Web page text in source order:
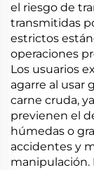
el riesgo de
transmitidas
estrictos
operaciones
Los usuarios
agarre al usar
carne cruda,
previenen el
húmedas o
accidentes y
manipulación.